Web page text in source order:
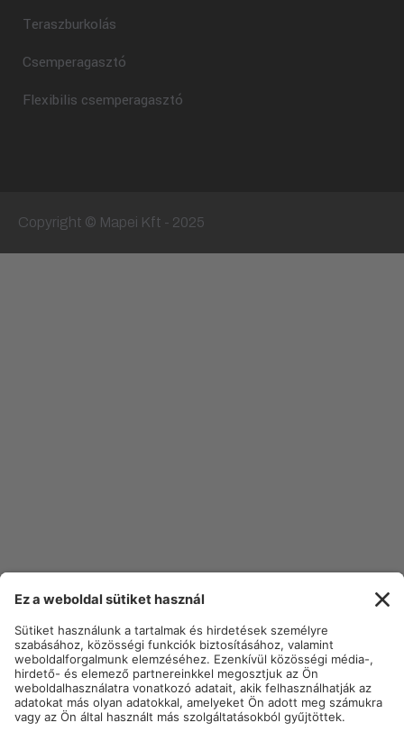
Teraszburkolás
Csemperagasztó
Flexibilis csemperagasztó
Copyright © Mapei Kft - 2025